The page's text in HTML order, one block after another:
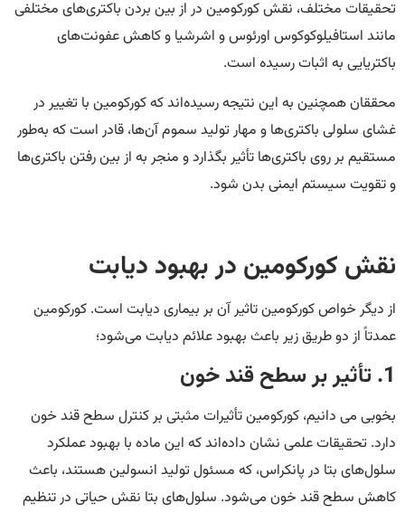
تحقیقات مختلف، نقش کورکومین در از بین بردن باکتری‌های مختلفی
مانند استافیلوکوکوس اورئوس و اشرشیا و کاهش عفونت‌های
باکتریایی به اثبات رسیده است.
محققان همچنین به این نتیجه رسیده‌‌اند که کورکومین با تغییر در
غشای سلولی باکتری‌ها و مهار تولید سموم آن‌ها، قادر است که به‌طور
مستقیم بر روی باکتری‌ها تأثیر بگذارد و منجر به از بین رفتن باکتری‌ها
و تقویت سیستم ایمنی بدن شود.
نقش کورکومین در بهبود دیابت
از دیگر خواص کورکومین تاثیر آن بر بیماری دیابت است. کورکومین
عمدتاً از دو طریق زیر باعث بهبود علائم دیابت می‌شود؛
1. تأثیر بر سطح قند خون
بخوبی می دانیم، کورکومین تأثیرات مثبتی بر کنترل سطح قند خون
دارد. تحقیقات علمی نشان داده‌اند که این ماده با بهبود عملکرد
سلول‌های بتا در پانکراس، که مسئول تولید انسولین هستند، باعث
کاهش سطح قند خون می‌شود. سلول‌های بتا نقش حیاتی در تنظیم